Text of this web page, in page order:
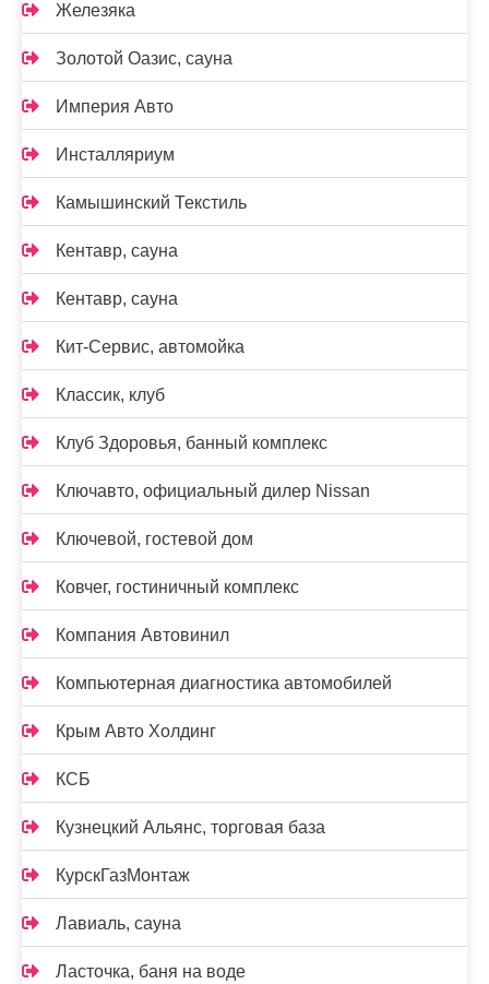
Железяка
Золотой Оазис, сауна
Империя Авто
Инсталляриум
Камышинский Текстиль
Кентавр, сауна
Кентавр, сауна
Кит-Сервис, автомойка
Классик, клуб
Клуб Здоровья, банный комплекс
Ключавто, официальный дилер Nissan
Ключевой, гостевой дом
Ковчег, гостиничный комплекс
Компания Автовинил
Компьютерная диагностика автомобилей
Крым Авто Холдинг
КСБ
Кузнецкий Альянс, торговая база
КурскГазМонтаж
Лавиаль, сауна
Ласточка, баня на воде